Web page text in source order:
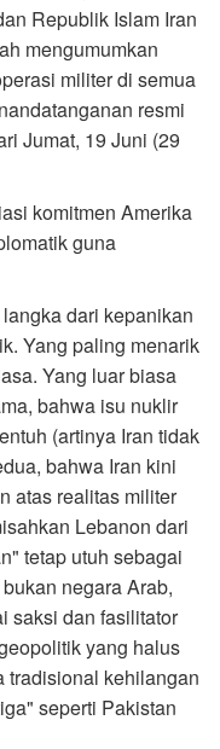
Republik Islam Iran
mengumumkan
militer di semua
resmi
Jumat, 19 Juni (29
komitmen Amerika
guna
dari kepanikan
Yang paling menarik
Yang luar biasa
bahwa isu nuklir
(artinya Iran tidak
bahwa Iran kini
atas realitas militer
Lebanon dari
tetap utuh sebagai
negara Arab,
saksi dan fasilitator
yang halus
tradisional kehilangan
seperti Pakistan